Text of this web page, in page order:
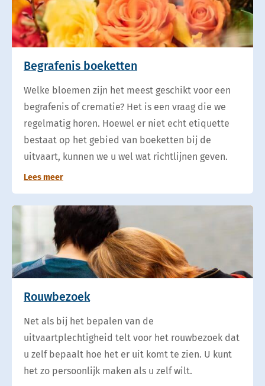
Begrafenis boeketten
Welke bloemen zijn het meest geschikt voor een
begrafenis of crematie? Het is een vraag die we
regelmatig horen. Hoewel er niet echt etiquette
bestaat op het gebied van boeketten bij de
uitvaart, kunnen we u wel wat richtlijnen geven.
Lees meer
Rouwbezoek
Net als bij het bepalen van de
uitvaartplechtigheid telt voor het rouwbezoek dat
u zelf bepaalt hoe het er uit komt te zien. U kunt
het zo persoonlijk maken als u zelf wilt.